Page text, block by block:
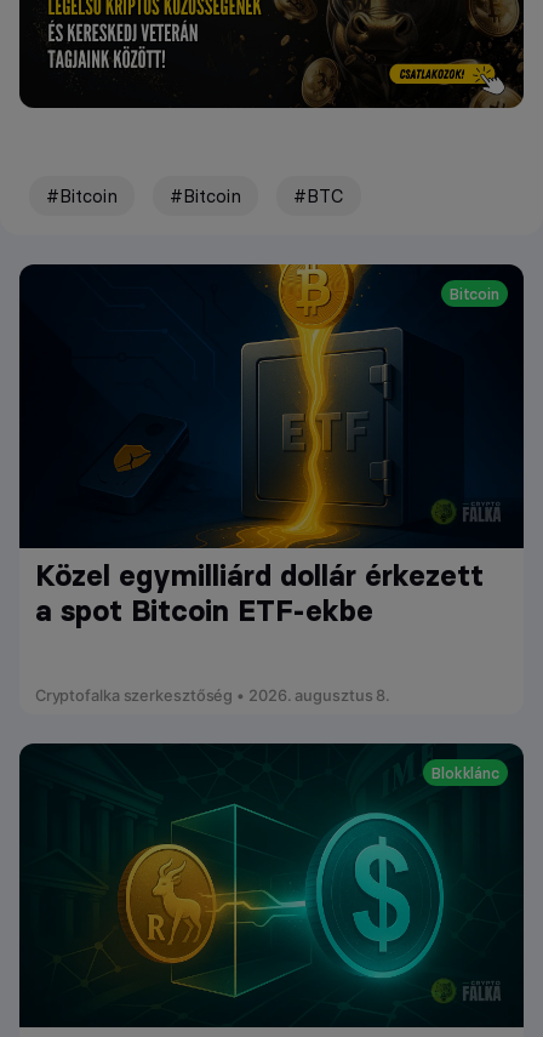
#Bitcoin #Bitcoin #BTC
Bitcoin
Közel egymilliárd dollár érkezett
a spot Bitcoin ETF-ekbe
Cryptofalka szerkesztőség • 2026. augusztus 8.
Blokklánc